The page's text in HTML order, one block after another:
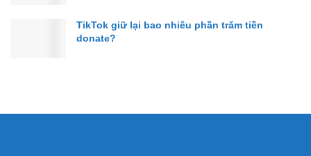
TikTok giữ lại bao nhiêu phần trăm tiền
donate?